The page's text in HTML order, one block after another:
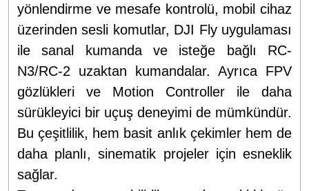
yönlendirme ve mesafe kontrolü, mobil cihaz
üzerinden sesli komutlar, DJI Fly uygulaması
ile sanal kumanda ve isteğe bağlı RC-
N3/RC-2 uzaktan kumandalar. Ayrıca FPV
gözlükleri ve Motion Controller ile daha
sürükleyici bir uçuş deneyimi de mümkündür.
Bu çeşitlilik, hem basit anlık çekimler hem de
daha planlı, sinematik projeler için esneklik
sağlar.